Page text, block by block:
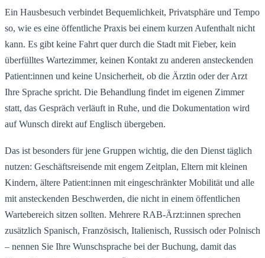
Ein Hausbesuch verbindet Bequemlichkeit, Privatsphäre und Tempo
so, wie es eine öffentliche Praxis bei einem kurzen Aufenthalt nicht
kann. Es gibt keine Fahrt quer durch die Stadt mit Fieber, kein
überfülltes Wartezimmer, keinen Kontakt zu anderen ansteckenden
Patient:innen und keine Unsicherheit, ob die Ärztin oder der Arzt
Ihre Sprache spricht. Die Behandlung findet im eigenen Zimmer
statt, das Gespräch verläuft in Ruhe, und die Dokumentation wird
auf Wunsch direkt auf Englisch übergeben.
Das ist besonders für jene Gruppen wichtig, die den Dienst täglich
nutzen: Geschäftsreisende mit engem Zeitplan, Eltern mit kleinen
Kindern, ältere Patient:innen mit eingeschränkter Mobilität und alle
mit ansteckenden Beschwerden, die nicht in einem öffentlichen
Wartebereich sitzen sollten. Mehrere RAB-Ärzt:innen sprechen
zusätzlich Spanisch, Französisch, Italienisch, Russisch oder Polnisch
– nennen Sie Ihre Wunschsprache bei der Buchung, damit das